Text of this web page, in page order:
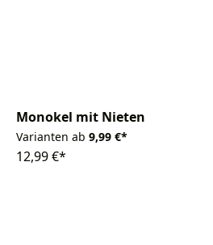
Monokel mit Nieten
Varianten ab 9,99 €*
12,99 €*